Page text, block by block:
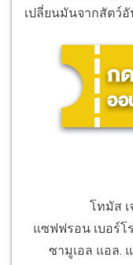
เปลี่ยนมันจากสัตว์
โทมัส เ
แซฟฟรอน เบอร์โ
ซามูเอล แอล.